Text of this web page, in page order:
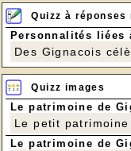
Quizz à réponses
Personnalités liées
Des Gignacois
Quizz images
Le patrimoine de
Le petit patrimoine
Le patrimoine de